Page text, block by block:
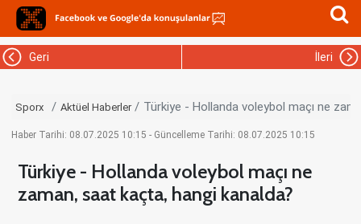
Geri İleri
Sporx Aktüel Haberler Türkiye - Hollanda voleybol maçı ne
Haber Tarihi: 08.07.2025 10:15 - Güncelleme Tarihi: 08.07.2025 10:15
Türkiye - Hollanda voleybol maçı ne
zaman, saat kaçta, hangi kanalda?